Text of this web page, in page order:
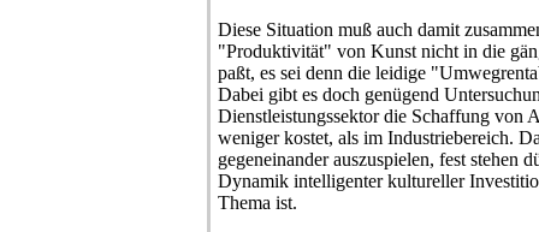
Diese Situation muß auch damit
"Produktivität" von Kunst nicht in die
paßt, es sei denn die leidige
Dabei gibt es doch genügend
Dienstleistungssektor die Schaffung von
weniger kostet, als im Industriebereich.
gegeneinander auszuspielen, fest stehen
Dynamik intelligenter kultureller
Thema ist.